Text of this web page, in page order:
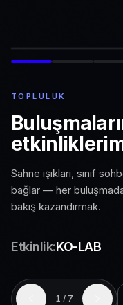
TOPLULUK
Sahne ışıkları, sınıf
bağlar — her buluşmada
bakış kazandırmak.
Etkinlik:BTM Sahne
2 / 7